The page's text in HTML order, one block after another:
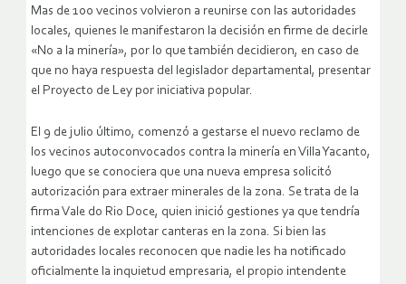
Mas de 100 vecinos volvieron a reunirse con las autoridades
locales, quienes le manifestaron la decisión en firme de decirle
«No a la minería», por lo que también decidieron, en caso de
que no haya respuesta del legislador departamental, presentar
el Proyecto de Ley por iniciativa popular.
El 9 de julio último, comenzó a gestarse el nuevo reclamo de
los vecinos autoconvocados contra la minería en Villa Yacanto,
luego que se conociera que una nueva empresa solicitó
autorización para extraer minerales de la zona. Se trata de la
firma Vale do Rio Doce, quien inició gestiones ya que tendría
intenciones de explotar canteras en la zona. Si bien las
autoridades locales reconocen que nadie les ha notificado
oficialmente la inquietud empresaria, el propio intendente